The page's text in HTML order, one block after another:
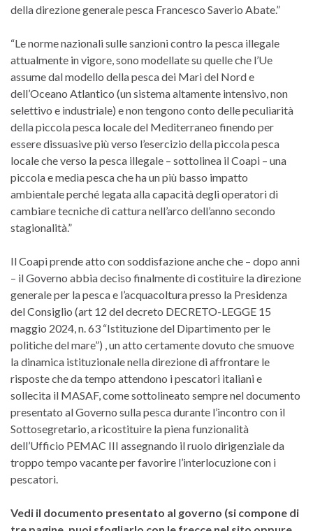
della direzione generale pesca Francesco Saverio Abate.”
“Le norme nazionali sulle sanzioni contro la pesca illegale
attualmente in vigore, sono modellate su quelle che l’Ue
assume dal modello della pesca dei Mari del Nord e
dell’Oceano Atlantico (un sistema altamente intensivo, non
selettivo e industriale) e non tengono conto delle peculiarità
della piccola pesca locale del Mediterraneo finendo per
essere dissuasive più verso l’esercizio della piccola pesca
locale che verso la pesca illegale – sottolinea il Coapi – una
piccola e media pesca che ha un più basso impatto
ambientale perché legata alla capacità degli operatori di
cambiare tecniche di cattura nell’arco dell’anno secondo
stagionalità.”
Il Coapi prende atto con soddisfazione anche che – dopo anni
– il Governo abbia deciso finalmente di costituire la direzione
generale per la pesca e l’acquacoltura presso la Presidenza
del Consiglio (art 12 del decreto DECRETO-LEGGE 15
maggio 2024, n. 63 “Istituzione del Dipartimento per le
politiche del mare”) , un atto certamente dovuto che smuove
la dinamica istituzionale nella direzione di affrontare le
risposte che da tempo attendono i pescatori italiani e
sollecita il MASAF, come sottolineato sempre nel documento
presentato al Governo sulla pesca durante l’incontro con il
Sottosegretario, a ricostituire la piena funzionalità
dell’Ufficio PEMAC III assegnando il ruolo dirigenziale da
troppo tempo vacante per favorire l’interlocuzione con i
pescatori.
Vedi il documento presentato al governo (si compone di